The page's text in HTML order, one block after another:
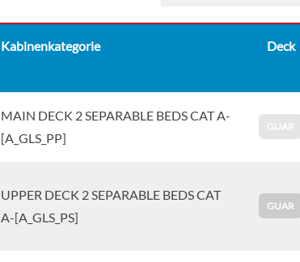
Kabinenkategorie Deck
MAIN DECK 2 SEPARABLE BEDS CAT A-
[A_GLS_PP]
GUAR
UPPER DECK 2 SEPARABLE BEDS CAT
A-[A_GLS_PS]
GUAR